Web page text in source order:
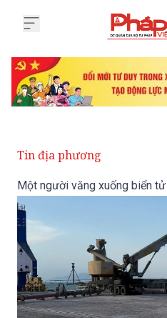
Tin địa phương
Một người văng xuống biển